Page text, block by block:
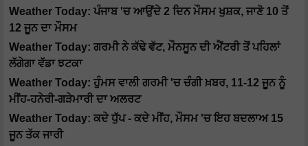
Weather Today: ਪੰਜਾਬ 'ਚ ਆਉਂਦੇ 2 ਦਿਨ ਮੌਸਮ ਖੁਸ਼ਕ, ਜਾਣੋ 10 ਤੋਂ
12 ਜੂਨ ਦਾ ਮੌਸਮ
Weather Today: ਗਰਮੀ ਨੇ ਕੱਢੇ ਵੱਟ, ਮੌਨਸੂਨ ਦੀ ਐਂਟਰੀ ਤੋਂ ਪਹਿਲਾਂ
ਲੱਗੇਗਾ ਵੱਡਾ ਝਟਕਾ
Weather Today: ਹੁੰਮਸ ਵਾਲੀ ਗਰਮੀ 'ਚ ਚੰਗੀ ਖ਼ਬਰ, 11-12 ਜੂਨ ਨੂੰ
ਮੀਂਹ-ਹਨੇਰੀ-ਗੜੇਮਾਰੀ ਦਾ ਅਲਰਟ
Weather Today: ਕਦੇ ਧੁੱਪ - ਕਦੇ ਮੀਂਹ, ਮੌਸਮ 'ਚ ਇਹ ਬਦਲਾਅ 15
ਜੂਨ ਤੱਕ ਜਾਰੀ